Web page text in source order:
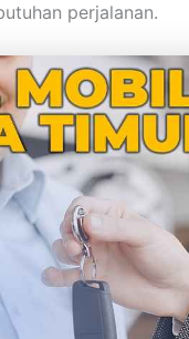
perjalanan.